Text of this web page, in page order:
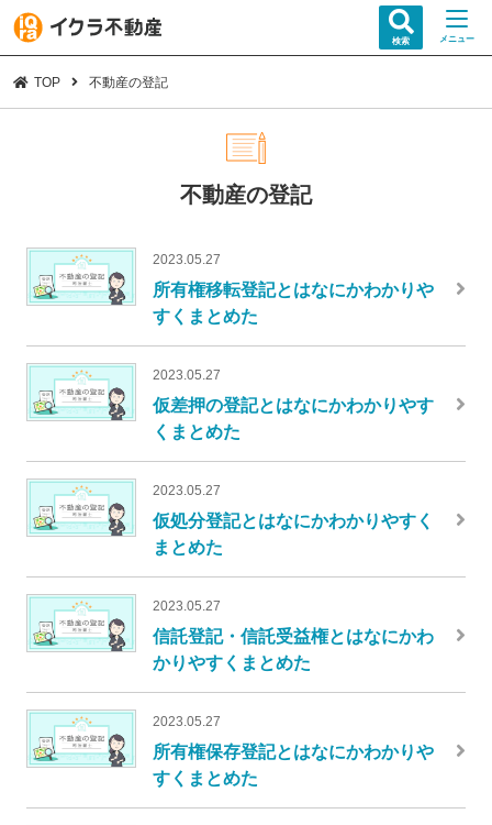
検索 メニュー
TOP 不動産の登記
不動産の登記
2023.05.27
所有権移転登記とはなにかわかりや
すくまとめた
2023.05.27
仮差押の登記とはなにかわかりやす
くまとめた
2023.05.27
仮処分登記とはなにかわかりやすく
まとめた
2023.05.27
信託登記・信託受益権とはなにかわ
かりやすくまとめた
2023.05.27
所有権保存登記とはなにかわかりや
すくまとめた